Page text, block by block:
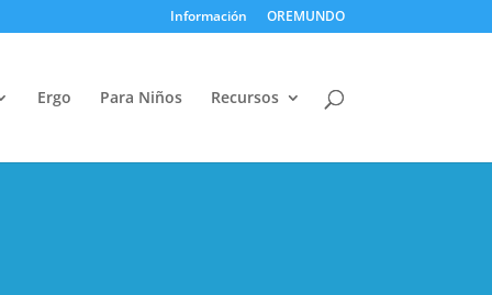
Información OREMUNDO
Ergo Para Niños Recursos